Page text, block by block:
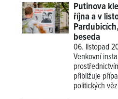
Putinova
října a v
beseda
06. listopad
Venkovní
přibližuje
politických